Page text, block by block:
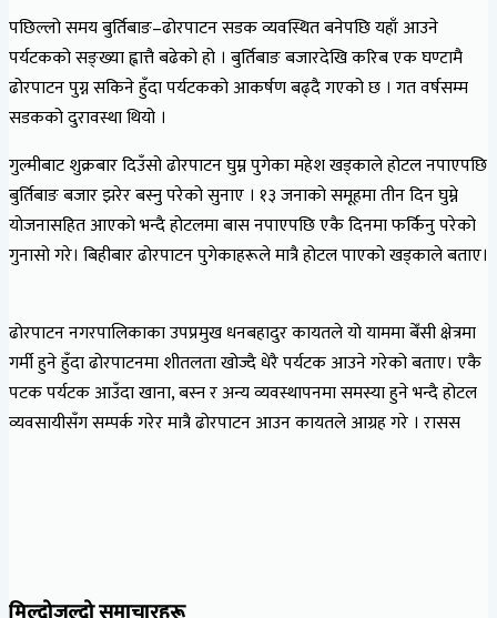
पछिल्लो समय बुर्तिबाङ–ढोरपाटन सडक व्यवस्थित बनेपछि यहाँ आउने
पर्यटकको सङ्ख्या ह्वात्तै बढेको हो । बुर्तिबाङ बजारदेखि करिब एक घण्टामै
ढोरपाटन पुग्न सकिने हुँदा पर्यटकको आकर्षण बढ्दै गएको छ । गत वर्षसम्म
सडकको दुरावस्था थियो ।
गुल्मीबाट शुक्रबार दिउँसो ढोरपाटन घुम्न पुगेका महेश खड्काले होटल नपाएपछि
बुर्तिबाङ बजार झरेर बस्नु परेको सुनाए । १३ जनाको समूहमा तीन दिन घुम्ने
योजनासहित आएको भन्दै होटलमा बास नपाएपछि एकै दिनमा फर्किनु परेको
गुनासो गरे। बिहीबार ढोरपाटन पुगेकाहरूले मात्रै होटल पाएको खड्काले बताए।
ढोरपाटन नगरपालिकाका उपप्रमुख धनबहादुर कायतले यो याममा बेँसी क्षेत्रमा
गर्मी हुने हुँदा ढोरपाटनमा शीतलता खोज्दै धेरै पर्यटक आउने गरेको बताए। एकै
पटक पर्यटक आउँदा खाना, बस्न र अन्य व्यवस्थापनमा समस्या हुने भन्दै होटल
व्यवसायीसँग सम्पर्क गरेर मात्रै ढोरपाटन आउन कायतले आग्रह गरे । रासस